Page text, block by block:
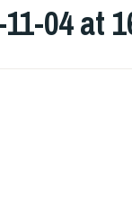
04 at